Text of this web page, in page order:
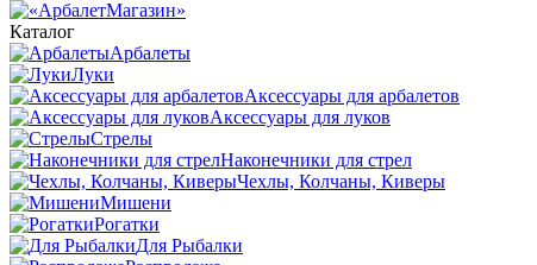
Каталог
Арбалеты
Луки
Аксессуары для арбалетов
Аксессуары для луков
Стрелы
Наконечники для стрел
Чехлы, Колчаны, Киверы
Мишени
Рогатки
Для Рыбалки